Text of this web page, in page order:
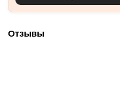
Отзывы